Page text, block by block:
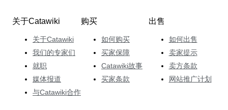
关于Catawiki
关于Catawiki
我们的专家们
就职
媒体报道
与Catawiki合作
购买
如何购买
买家保障
Catawiki故事
买家条款
出售
如何出售
卖家提示
卖方条款
网站推广计划